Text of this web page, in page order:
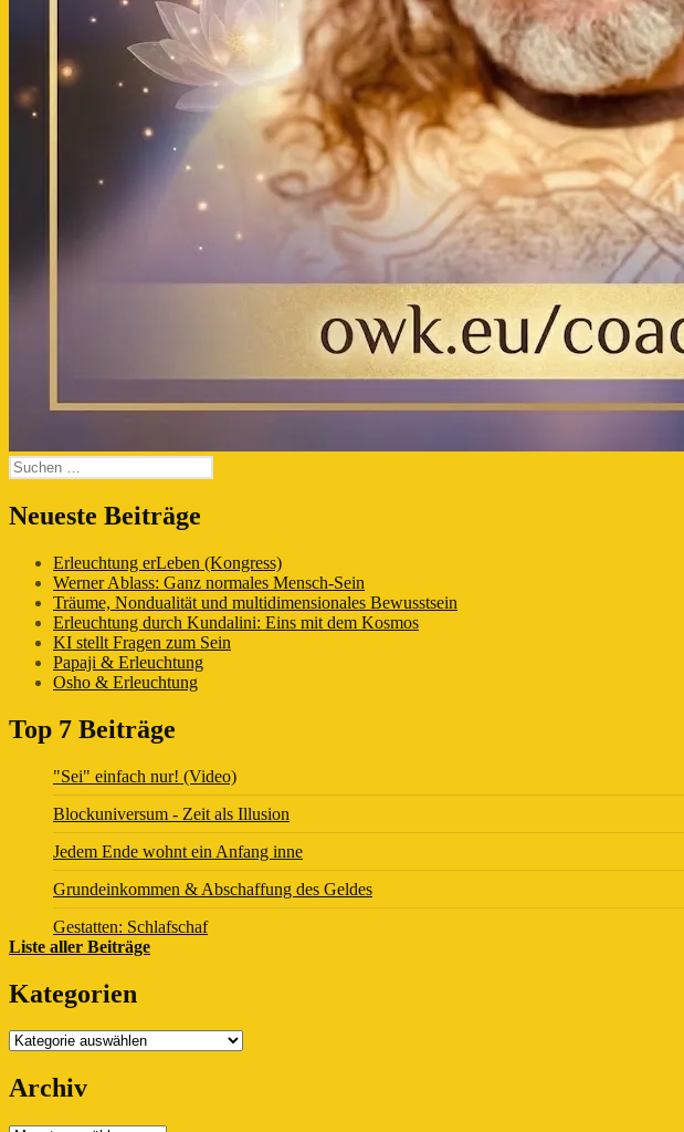
Suchen
nach:
Neueste Beiträge
Erleuchtung erLeben (Kongress)
Werner Ablass: Ganz normales Mensch-Sein
Träume, Nondualität und multidimensionales Bewusstsein
Erleuchtung durch Kundalini: Eins mit dem Kosmos
KI stellt Fragen zum Sein
Papaji & Erleuchtung
Osho & Erleuchtung
Top 7 Beiträge
"Sei" einfach nur! (Video)
Blockuniversum - Zeit als Illusion
Jedem Ende wohnt ein Anfang inne
Grundeinkommen & Abschaffung des Geldes
Gestatten: Schlafschaf
Liste aller Beiträge
Kategorien
Kategorien
Archiv